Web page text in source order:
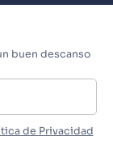
buen descanso
de Privacidad